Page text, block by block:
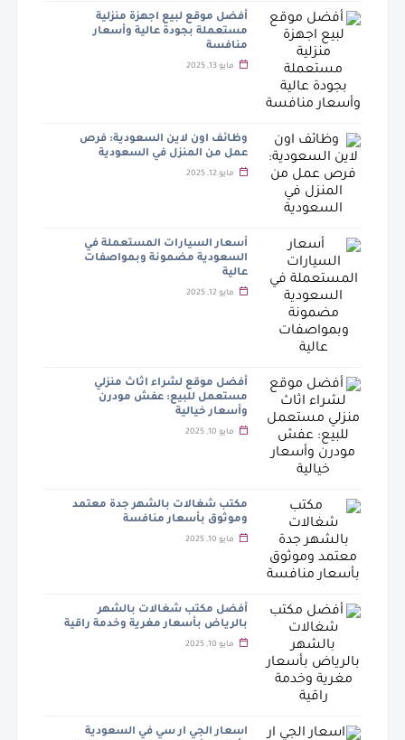
أفضل موقع لبيع اجهزة منزلية
مستعملة بجودة عالية وأسعار
منافسة
مايو 13, 2025
وظائف اون لاين السعودية: فرص
عمل من المنزل في السعودية
مايو 12, 2025
أسعار السيارات المستعملة في
السعودية مضمونة وبمواصفات
عالية
مايو 12, 2025
أفضل موقع لشراء اثاث منزلي
مستعمل للبيع: عفش مودرن
وأسعار خيالية
مايو 10, 2025
مكتب شغالات بالشهر جدة معتمد
وموثوق بأسعار منافسة
مايو 10, 2025
أفضل مكتب شغالات بالشهر
بالرياض بأسعار مغرية وخدمة راقية
مايو 10, 2025
اسعار الجي ار سي في السعودية